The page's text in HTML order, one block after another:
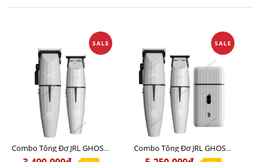
SALE
Combo Tông Đơ JRL GHOST 1 Limited Edition Chính Hãng USA
SALE
Combo Tông Đơ JRL GHOST 2 Limited Edition Chính Hãng USA